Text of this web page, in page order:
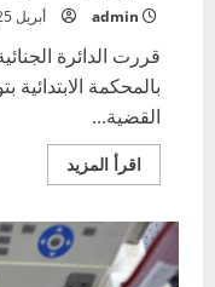
admin أبريل 25, 2025
قررت الدائرة
بالمحكمة
القضية...
اقرأ المزيداقرأ
المزيد
محاكمة
نجيب
بن
اسماعيل